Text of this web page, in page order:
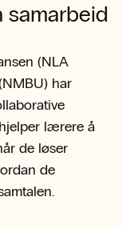
samarbeid
(NLA
har
lærere å
de løser
de